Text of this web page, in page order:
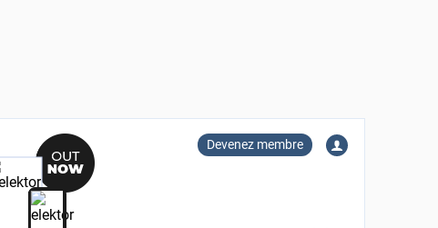
Devenez membre